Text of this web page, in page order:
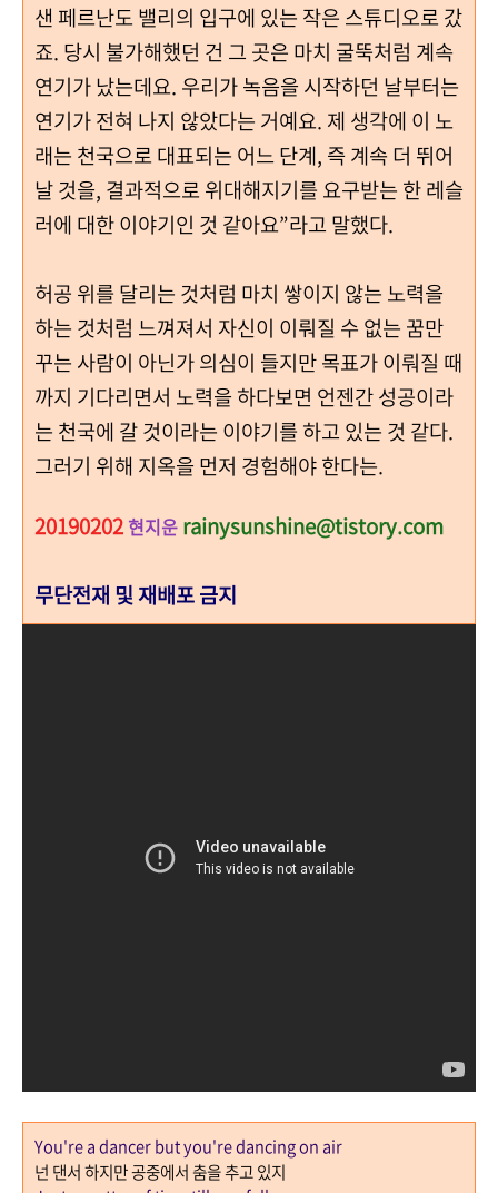
샌 페르난도 밸리의 입구에 있는 작은 스튜디오로 갔
죠. 당시 불가해했던 건 그 곳은 마치 굴뚝처럼 계속
연기가 났는데요. 우리가 녹음을 시작하던 날부터는
연기가 전혀 나지 않았다는 거예요. 제 생각에 이 노
래는 천국으로 대표되는 어느 단계, 즉 계속 더 뛰어
날 것을, 결과적으로 위대해지기를 요구받는 한 레슬
러에 대한 이야기인 것 같아요”라고 말했다.
허공 위를 달리는 것처럼 마치 쌓이지 않는 노력을
하는 것처럼 느껴져서 자신이 이뤄질 수 없는 꿈만
꾸는 사람이 아닌가 의심이 들지만 목표가 이뤄질 때
까지 기다리면서 노력을 하다보면 언젠간 성공이라
는 천국에 갈 것이라는 이야기를 하고 있는 것 같다.
그러기 위해 지옥을 먼저 경험해야 한다는.
20190202 현지운 rainysunshine@tistory.com
무단전재 및 재배포 금지
You're a dancer but you're dancing on air
넌 댄서 하지만 공중에서 춤을 추고 있지